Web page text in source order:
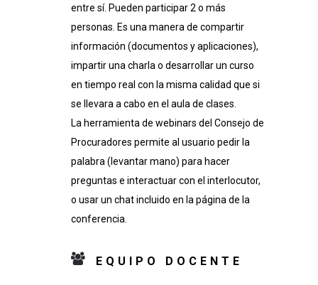
entre sí. Pueden participar 2 o más
personas. Es una manera de compartir
información (documentos y aplicaciones),
impartir una charla o desarrollar un curso
en tiempo real con la misma calidad que si
se llevara a cabo en el aula de clases.
La herramienta de webinars del Consejo de
Procuradores permite al usuario pedir la
palabra (levantar mano) para hacer
preguntas e interactuar con el interlocutor,
o usar un chat incluido en la página de la
conferencia.
EQUIPO DOCENTE